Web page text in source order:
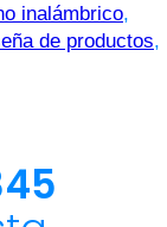
inalámbrico,
de productos,